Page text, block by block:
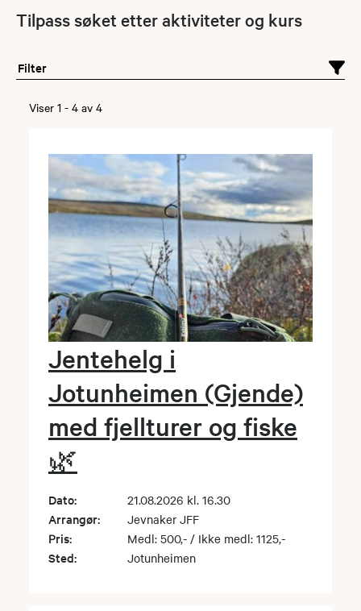
Tilpass søket etter aktiviteter og kurs
Filter
Viser 1 - 4 av 4
Jentehelg i
Jotunheimen (Gjende)
med fjellturer og fiske
🌿
Dato: 21.08.2026 kl. 16.30
Arrangør: Jevnaker JFF
Pris: Medl: 500,- / Ikke medl: 1125,-
Sted: Jotunheimen